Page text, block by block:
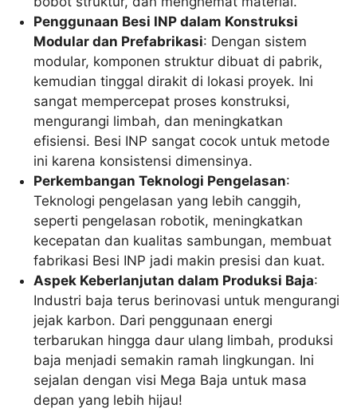
Penggunaan Besi INP dalam Konstruksi
Modular dan Prefabrikasi: Dengan sistem
modular, komponen struktur dibuat di pabrik,
kemudian tinggal dirakit di lokasi proyek. Ini
sangat mempercepat proses konstruksi,
mengurangi limbah, dan meningkatkan
efisiensi. Besi INP sangat cocok untuk metode
ini karena konsistensi dimensinya.
Perkembangan Teknologi Pengelasan:
Teknologi pengelasan yang lebih canggih,
seperti pengelasan robotik, meningkatkan
kecepatan dan kualitas sambungan, membuat
fabrikasi Besi INP jadi makin presisi dan kuat.
Aspek Keberlanjutan dalam Produksi Baja:
Industri baja terus berinovasi untuk mengurangi
jejak karbon. Dari penggunaan energi
terbarukan hingga daur ulang limbah, produksi
baja menjadi semakin ramah lingkungan. Ini
sejalan dengan visi Mega Baja untuk masa
depan yang lebih hijau!